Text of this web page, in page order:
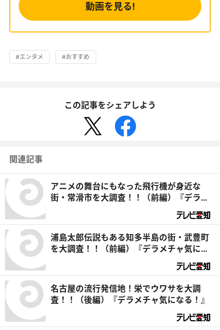
動画を見る!
#エンタメ #おすすめ
この記事をシェアしよう
関連記事
アニメの舞台にもなった飛行機が身近な
街・常滑市を大調査！！（前編）『デラメ
浦島太郎伝説もある知多半島の街・武豊町
を大調査！！（前編）『デラメチャ気にな
名古屋の流行発信地！栄でウワサを大調
査！！（後編）『デラメチャ気になる！』